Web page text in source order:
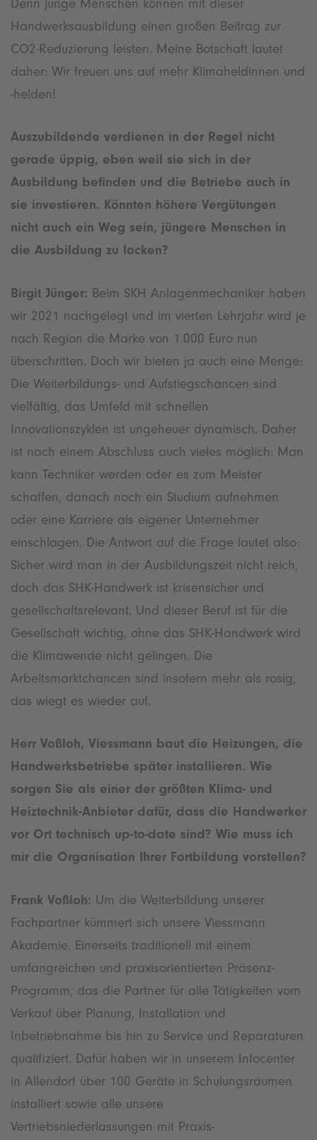
Denn junge Menschen können mit dieser
Handwerksausbildung einen großen Beitrag zur
CO2-Reduzierung leisten. Meine Botschaft lautet
daher: Wir freuen uns auf mehr Klimaheldinnen und
-helden!
Auszubildende verdienen in der Regel nicht
gerade üppig, eben weil sie sich in der
Ausbildung befinden und die Betriebe auch in
sie investieren. Könnten höhere Vergütungen
nicht auch ein Weg sein, jüngere Menschen in
die Ausbildung zu locken?
Birgit Jünger: Beim SKH Anlagenmechaniker haben
wir 2021 nachgelegt und im vierten Lehrjahr wird je
nach Region die Marke von 1.000 Euro nun
überschritten. Doch wir bieten ja auch eine Menge:
Die Weiterbildungs- und Aufstiegschancen sind
vielfältig, das Umfeld mit schnellen
Innovationszyklen ist ungeheuer dynamisch. Daher
ist nach einem Abschluss auch vieles möglich: Man
kann Techniker werden oder es zum Meister
schaffen, danach noch ein Studium aufnehmen
oder eine Karriere als eigener Unternehmer
einschlagen. Die Antwort auf die Frage lautet also:
Sicher wird man in der Ausbildungszeit nicht reich,
doch das SHK-Handwerk ist krisensicher und
gesellschaftsrelevant. Und dieser Beruf ist für die
Gesellschaft wichtig, ohne das SHK-Handwerk wird
die Klimawende nicht gelingen. Die
Arbeitsmarktchancen sind insofern mehr als rosig,
das wiegt es wieder auf.
Herr Voßloh, Viessmann baut die Heizungen, die
Handwerksbetriebe später installieren. Wie
sorgen Sie als einer der größten Klima- und
Heiztechnik-Anbieter dafür, dass die Handwerker
vor Ort technisch up-to-date sind? Wie muss ich
mir die Organisation Ihrer Fortbildung vorstellen?
Frank Voßloh: Um die Weiterbildung unserer
Fachpartner kümmert sich unsere Viessmann
Akademie. Einerseits traditionell mit einem
umfangreichen und praxisorientierten Präsenz-
Programm, das die Partner für alle Tätigkeiten vom
Verkauf über Planung, Installation und
Inbetriebnahme bis hin zu Service und Reparaturen
qualifiziert. Dafür haben wir in unserem Infocenter
in Allendorf über 100 Geräte in Schulungsräumen
installiert sowie alle unsere
Vertriebsniederlassungen mit Praxis-